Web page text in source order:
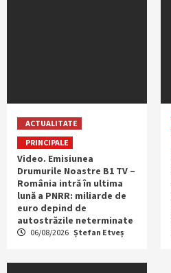
ACTUALITATE
PRINCIPALE
Video. Emisiunea
Drumurile Noastre B1 TV –
România intră în ultima
lună a PNRR: miliarde de
euro depind de
autostrăzile neterminate
06/08/2026 Ștefan Etveș